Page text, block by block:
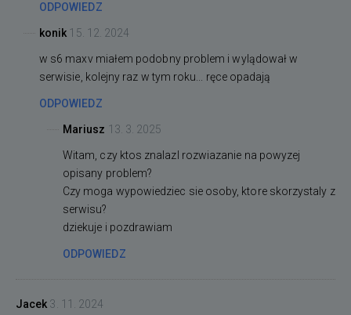
ODPOWIEDZ
konik 15. 12. 2024
w s6 maxv miałem podobny problem i wylądował w
serwisie, kolejny raz w tym roku... ręce opadają
ODPOWIEDZ
Mariusz 13. 3. 2025
Witam, czy ktos znalazl rozwiazanie na powyzej
opisany problem?
Czy moga wypowiedziec sie osoby, ktore skorzystaly z
serwisu?
dziekuje i pozdrawiam
ODPOWIEDZ
Jacek 3. 11. 2024